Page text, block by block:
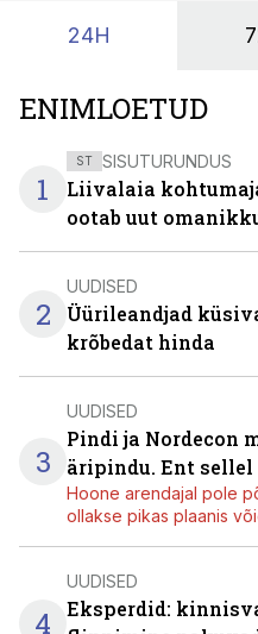
24H
ENIMLOETUD
1
ST SISUTURUNDUS
Liivalaia
ootab uut
2
UUDISED
Üürileandjad
krõbedat hinda
3
UUDISED
Pindi ja Nordecon
äripindu. Ent
Hoone arendajal pole
ollakse pikas plaanis
4
UUDISED
Eksperdid: